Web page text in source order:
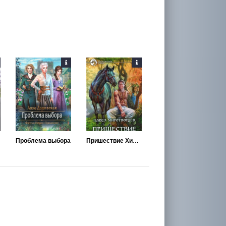
Проблема выбора Пришествие Хиспа